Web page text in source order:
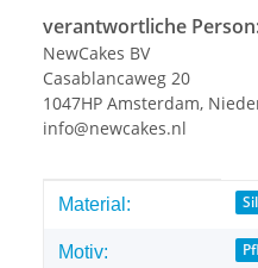
verantwortliche
NewCakes BV
Casablancaweg 20
1047HP Amsterdam,
info@newcakes.nl
Produkteigenschaft
Wert
Material:
Motiv: